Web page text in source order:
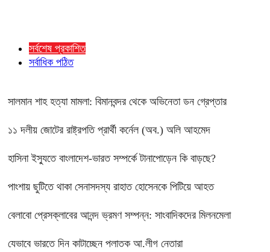
সর্বশেষ প্রকাশিত
সর্বাধিক পঠিত
সালমান শাহ হত্যা মামলা: বিমানবন্দর থেকে অভিনেতা ডন গ্রেপ্তার
১১ দলীয় জোটের রাষ্ট্রপতি প্রার্থী কর্নেল (অব.) অলি আহমেদ
হাসিনা ইস্যুতে বাংলাদেশ-ভারত সম্পর্কে টানাপোড়েন কি বাড়ছে?
পাংশায় ছুটিতে থাকা সেনাসদস্য রাহাত হোসেনকে পিটিয়ে আহত
বেলাবো প্রেসক্লাবের আনন্দ ভ্রমণ সম্পন্ন: সাংবাদিকদের মিলনমেলা
যেভাবে ভারতে দিন কাটাচ্ছেন পলাতক আ.লীগ নেতারা